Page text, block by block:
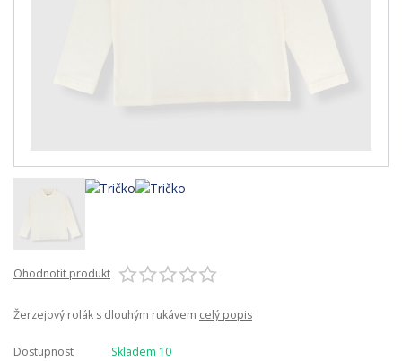
Ohodnotit produkt
Žerzejový rolák s dlouhým rukávem celý popis
Dostupnost
Skladem 10